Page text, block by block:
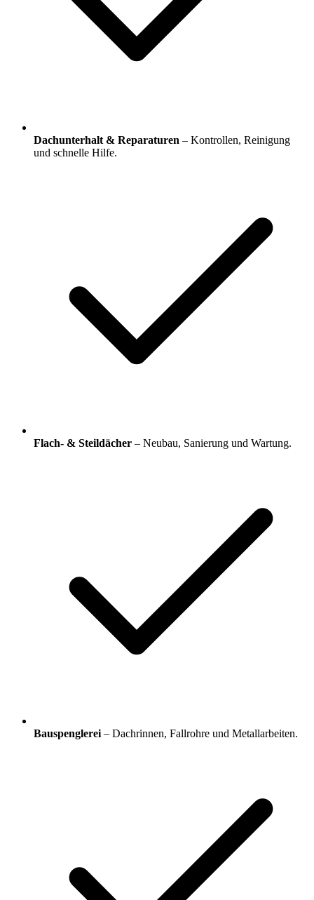
Dachunterhalt & Reparaturen – Kontrollen, Reinigung
und schnelle Hilfe.
Flach- & Steildächer – Neubau, Sanierung und Wartung.
Bauspenglerei – Dachrinnen, Fallrohre und Metallarbeiten.